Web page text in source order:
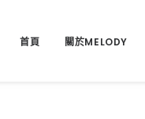
首頁 關於MELODY